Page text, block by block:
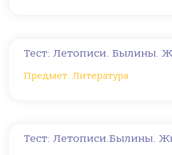
Тест: Летописи. Былины.
Предмет: Литература
Тест: Летописи.Былины.